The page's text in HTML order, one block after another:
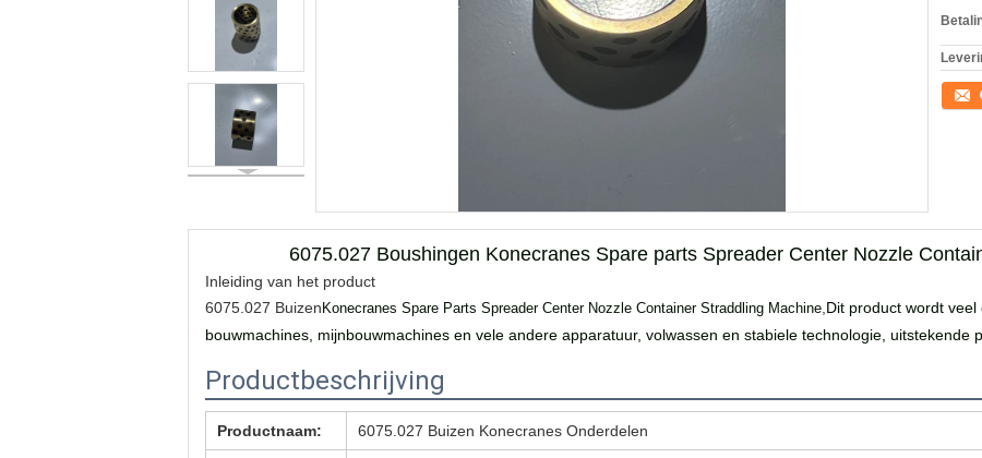
6075.027 Boushingen Konecranes Spare parts Spreader Center Nozzle
Inleiding van het product
6075.027 Buizen Konecranes Spare Parts Spreader Center Nozzle Container Straddling Machine Dit product wordt
bouwmachines, mijnbouwmachines en vele andere apparatuur, volwassen en stabiele technologie, uitstekende
Productbeschrijving
Productnaam: 6075.027 Buizen Konecranes Onderdelen